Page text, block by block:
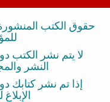
حقوق الكتب
لا يتم نشر الكتب
النشر
إذا تم نشر كتابك